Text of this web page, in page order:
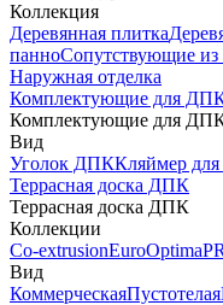
Коллекция
Деревянная плитка
панноСопутствующие из
Наружная отделка
Комплектующие для
Комплектующие для
Вид
Уголок ДПККляймер
Террасная доска ДПК
Террасная доска ДПК
Коллекции
Co-extrusionEuroOptima
Вид
КоммерческаяПустотелая